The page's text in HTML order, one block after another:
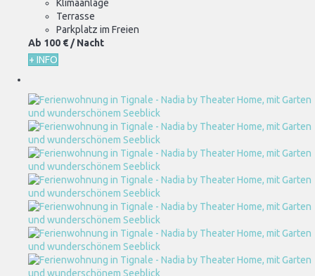
Klimaanlage
Terrasse
Parkplatz im Freien
Ab 100 € / Nacht
+ INFO